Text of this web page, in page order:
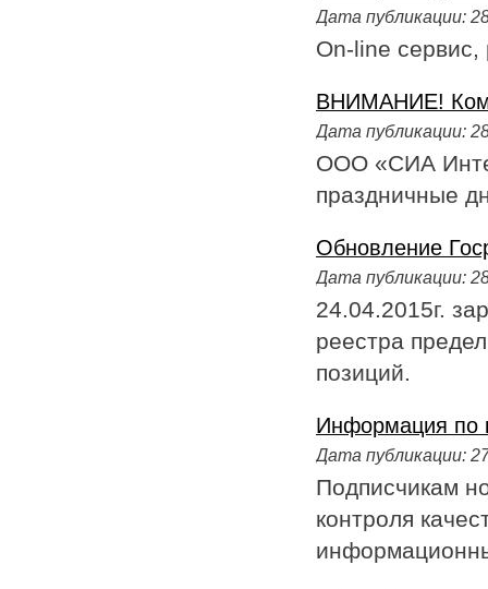
Дата публикации:
Оn-line
ВНИМАНИЕ!
Дата публикации:
ООО «СИА
праздничные
Обновление
Дата публикации:
24.04.2015г.
реестра
позиций.
Информация по
Дата публикации:
Подписчикам
контроля